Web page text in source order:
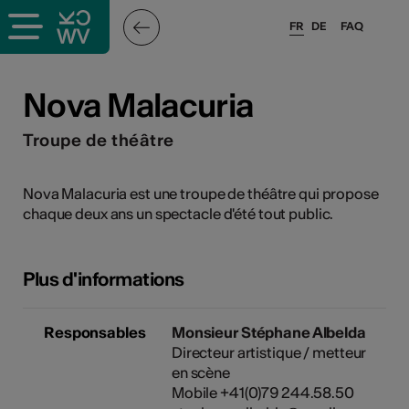
FAQ
FR DE
Nova Malacuria
Troupe de théâtre
Nova Malacuria est une troupe de théâtre qui propose
chaque deux ans un spectacle d'été tout public.
Plus d'informations
Responsables
Monsieur Stéphane Albelda
Directeur artistique / metteur
en scène
Mobile +41(0)79 244.58.50